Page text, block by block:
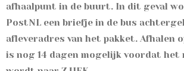
afhaalpunt in de buurt. In dit geval
PostNL een briefje in de bus
afleveradres van het pakket. Afhalen
is nog 14 dagen mogelijk voordat